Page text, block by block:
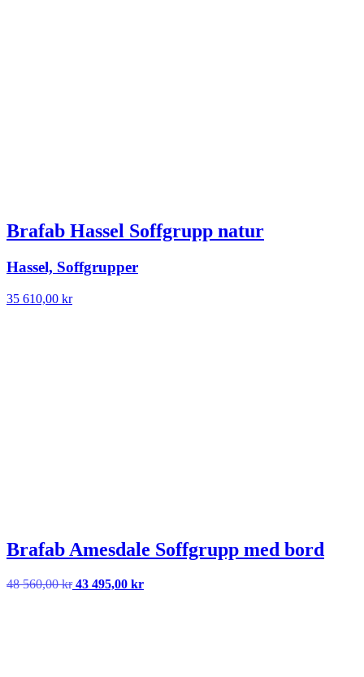
Brafab Hassel Soffgrupp natur
Hassel, Soffgrupper
35 610,00 kr
Brafab Amesdale Soffgrupp med bord
48 560,00kr Det
43 495,00 krDet